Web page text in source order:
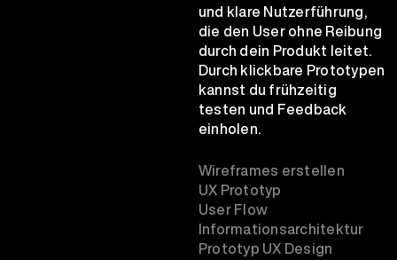
und klare Nutzerführung,
die den User ohne Reibung
durch dein Produkt leitet.
Durch klickbare Prototypen
kannst du frühzeitig
testen und Feedback
einholen.
Wireframes erstellen
UX Prototyp
User Flow
Informationsarchitektur
Prototyp UX Design